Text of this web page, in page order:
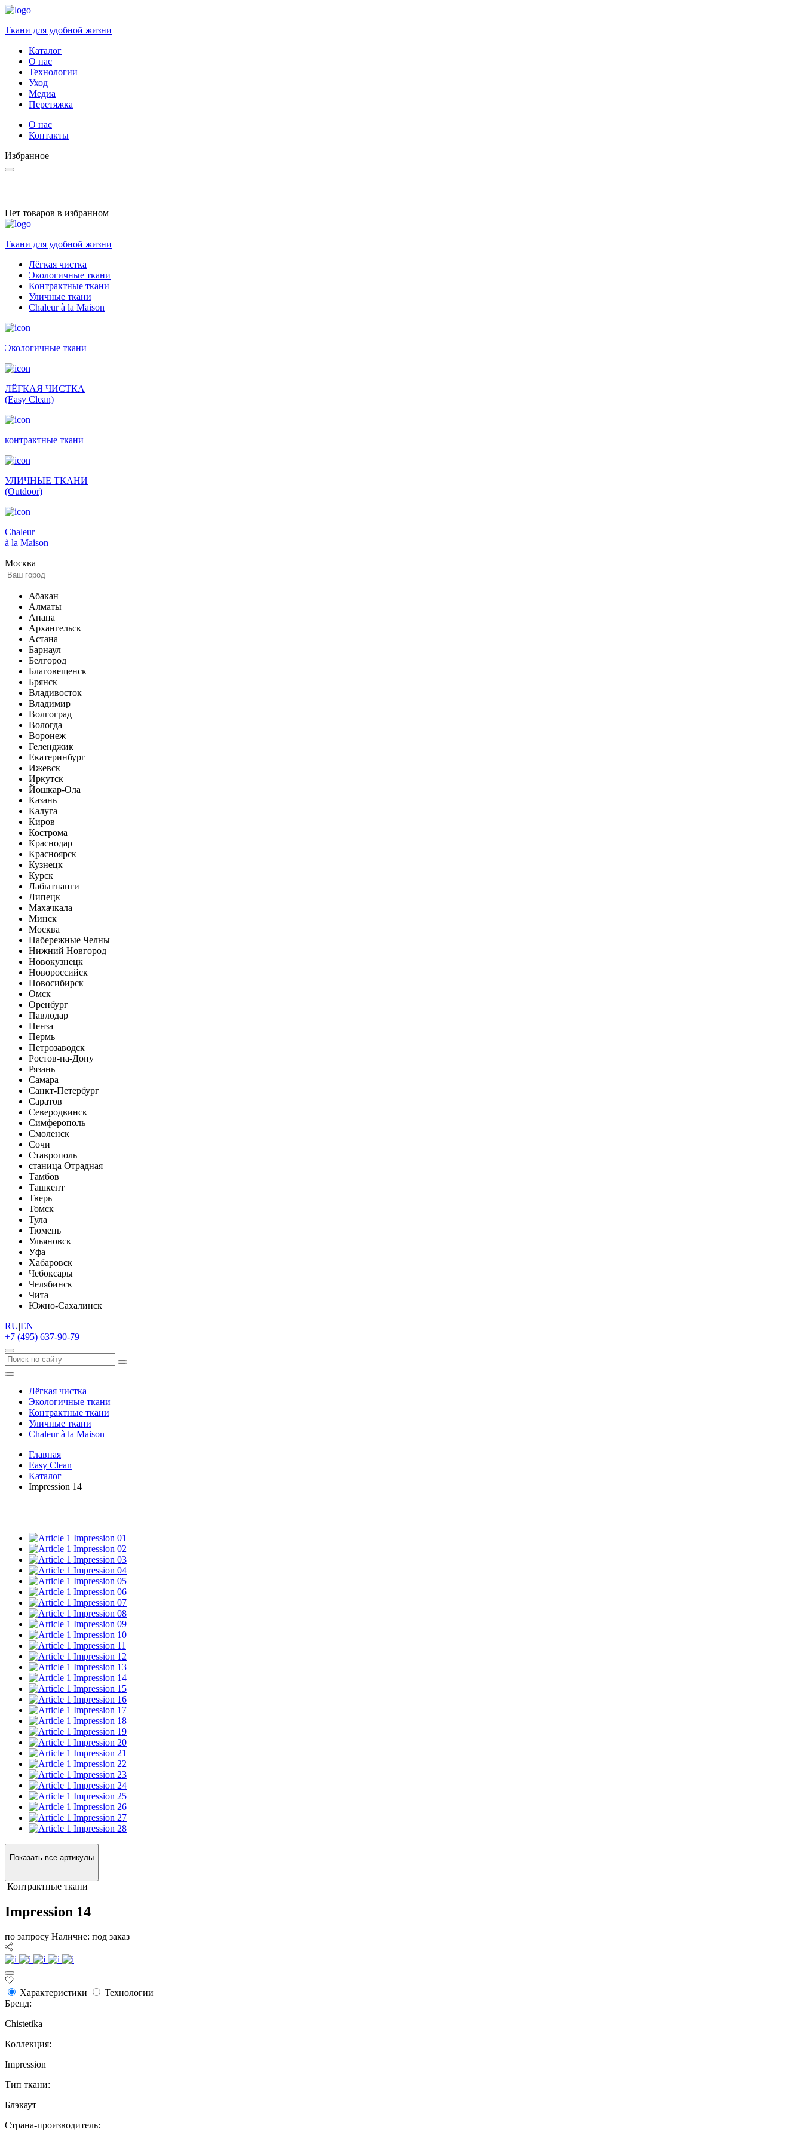
Ткани для удобной жизни
Каталог
О нас
Технологии
Уход
Медиа
Перетяжка
О нас
Контакты
Избранное
Нет товаров в избранном
Ткани для удобной жизни
Лёгкая чистка
Экологичные ткани
Контрактные ткани
Уличные ткани
Сhaleur à la Maison
Экологичные ткани
ЛЁГКАЯ ЧИСТКА
(Easy Clean)
контрактные ткани
УЛИЧНЫЕ ТКАНИ
(Outdoor)
Сhaleur
à la Maison
Москва
Абакан
Алматы
Анапа
Архангельск
Астана
Барнаул
Белгород
Благовещенск
Брянск
Владивосток
Владимир
Волгоград
Вологда
Воронеж
Геленджик
Екатеринбург
Ижевск
Иркутск
Йошкар-Ола
Казань
Калуга
Киров
Кострома
Краснодар
Красноярск
Кузнецк
Курск
Лабытнанги
Липецк
Махачкала
Минск
Москва
Набережные Челны
Нижний Новгород
Новокузнецк
Новороссийск
Новосибирск
Омск
Оренбург
Павлодар
Пенза
Пермь
Петрозаводск
Ростов-на-Дону
Рязань
Самара
Санкт-Петербург
Саратов
Северодвинск
Симферополь
Смоленск
Сочи
Ставрополь
станица Отрадная
Тамбов
Ташкент
Тверь
Томск
Тула
Тюмень
Ульяновск
Уфа
Хабаровск
Чебоксары
Челябинск
Чита
Южно-Сахалинск
RU|EN
+7 (495) 637-90-79
Лёгкая чистка
Экологичные ткани
Контрактные ткани
Уличные ткани
Сhaleur à la Maison
Главная
Easy Clean
Каталог
Impression 14
Impression 01
Impression 02
Impression 03
Impression 04
Impression 05
Impression 06
Impression 07
Impression 08
Impression 09
Impression 10
Impression 11
Impression 12
Impression 13
Impression 14
Impression 15
Impression 16
Impression 17
Impression 18
Impression 19
Impression 20
Impression 21
Impression 22
Impression 23
Impression 24
Impression 25
Impression 26
Impression 27
Impression 28
Показать все артикулы
Контрактные ткани
Impression 14
по запросу Наличие: под заказ
Характеристики
Технологии
Бренд:
Chistetika
Коллекция:
Impression
Тип ткани:
Блэкаут
Страна-производитель: